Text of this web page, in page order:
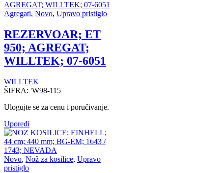
Agregati, Novo, Upravo pristiglo
REZERVOAR; ET
950; AGREGAT;
WILLTEK; 07-6051
WILLTEK
ŠIFRA: 'W98-115
Ulogujte se za cenu i poručivanje.
Uporedi
Novo, Nož za kosilice, Upravo
pristiglo